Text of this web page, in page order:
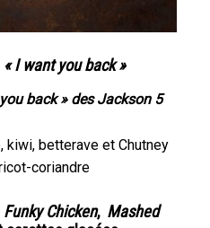
« I want you back »
back » des Jackson 5
kiwi, betterave et Chutney
coriandre
Funky Chicken, Mashed